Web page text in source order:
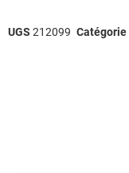
UGS 212099 Catégorie